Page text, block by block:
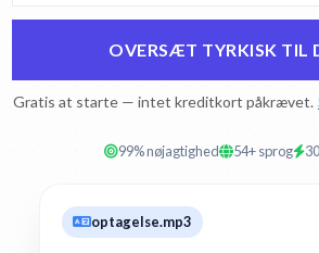
OVERSÆT TYRKISK TIL
Gratis at starte — intet kreditkort påkrævet.
99% nøjagtighed 54+ sprog
optagelse.mp3